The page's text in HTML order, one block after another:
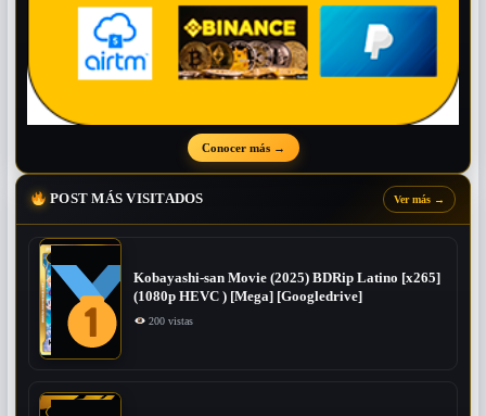
Conocer más →
POST MÁS VISITADOS Ver más →
Kobayashi-san Movie (2025) BDRip Latino [x265]
(1080p HEVC ) [Mega] [Googledrive]
200 vistas